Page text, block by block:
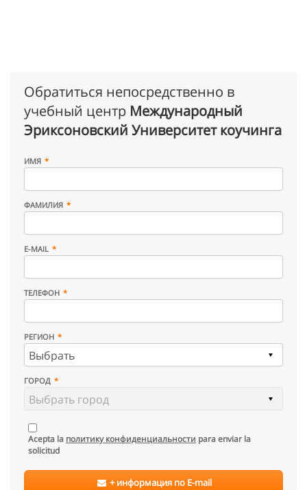
Обратиться непосредственно в
учебный центр Международный
Эриксоновский Университет коучинга
ИМЯ
ФАМИЛИЯ
E-MAIL
ТЕЛЕФОН
РЕГИОН
ГОРОД
Acepta la политику конфиденциальности para enviar la
solicitud
+ информация по E-mail